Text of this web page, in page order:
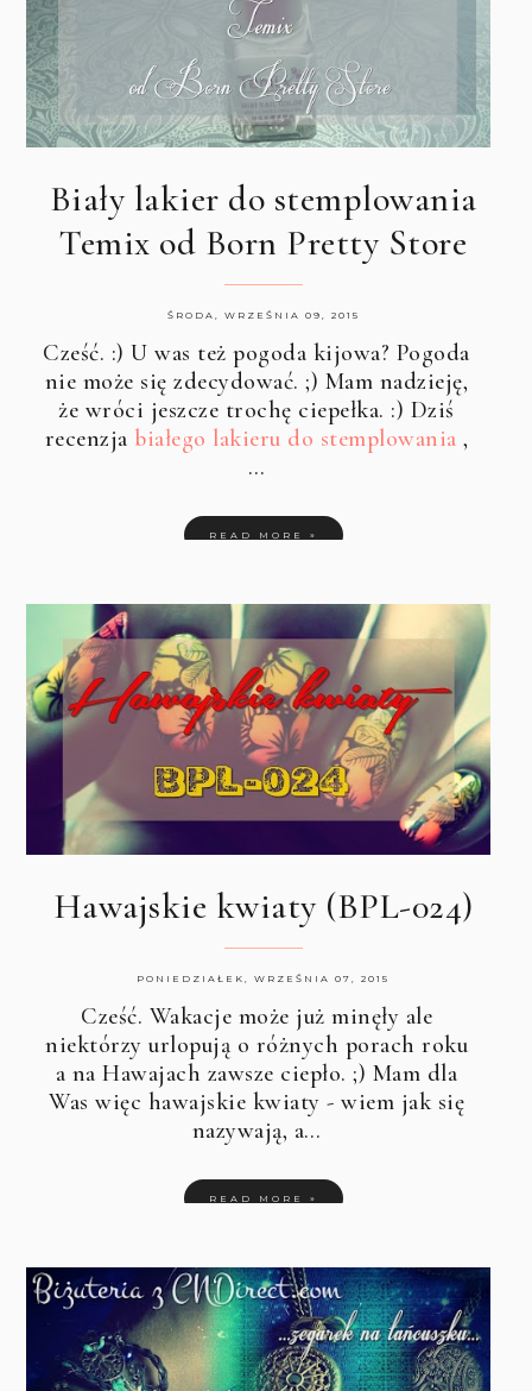
Biały lakier do stemplowania
Temix od Born Pretty Store
ŚRODA, WRZEŚNIA 09, 2015
Cześć. :) U was też pogoda kijowa? Pogoda
nie może się zdecydować. ;) Mam nadzieję,
że wróci jeszcze trochę ciepełka. :) Dziś
recenzja białego lakieru do stemplowania ,
…
READ MORE »
Hawajskie kwiaty (BPL-024)
PONIEDZIAŁEK, WRZEŚNIA 07, 2015
Cześć. Wakacje może już minęły ale
niektórzy urlopują o różnych porach roku
a na Hawajach zawsze ciepło. ;) Mam dla
Was więc hawajskie kwiaty - wiem jak się
nazywają, a…
READ MORE »